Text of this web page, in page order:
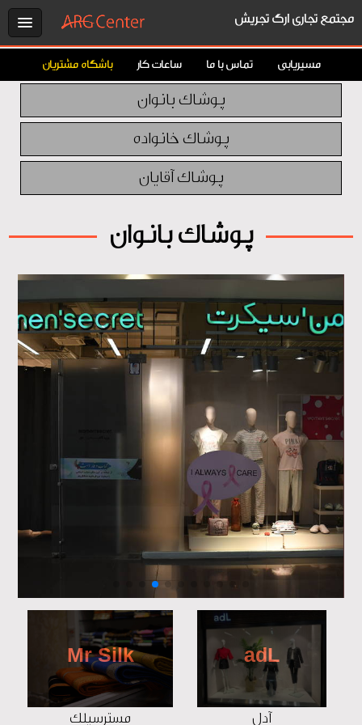
مجتمع تجاری ارگ تجریش
مسیریابی تماس با ما ساعات کار باشگاه مشتریان
پوشاک بانوان
پوشاک خانواده
پوشاک آقایان
پوشاک بانوان
adL
آدل
Mr Silk
مسترسیلک